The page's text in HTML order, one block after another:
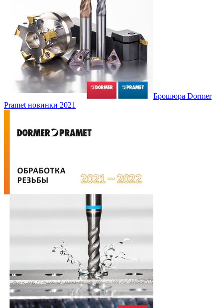
Брошюра Dormer
Pramet новинки 2021